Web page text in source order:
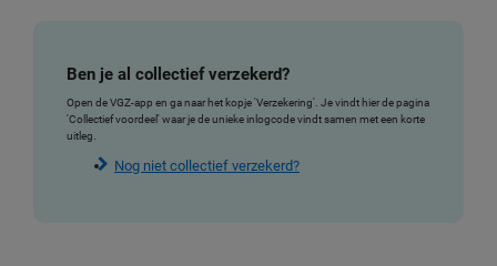
Ben je al collectief verzekerd?
Open de VGZ-app en ga naar het kopje 'Verzekering'. Je vindt hier de pagina
'Collectief voordeel' waar je de unieke inlogcode vindt samen met een korte
uitleg.
Nog niet collectief verzekerd?